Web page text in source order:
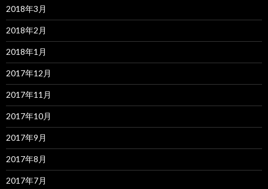
2018年3月
2018年2月
2018年1月
2017年12月
2017年11月
2017年10月
2017年9月
2017年8月
2017年7月